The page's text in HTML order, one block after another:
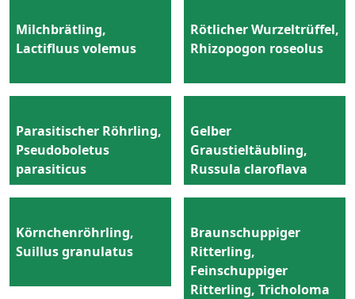
Milchbrätling,
Lactifluus volemus
Rötlicher Wurzeltrüffel,
Rhizopogon roseolus
Parasitischer Röhrling,
Pseudoboletus
parasiticus
Gelber
Graustieltäubling,
Russula claroflava
Körnchenröhrling,
Suillus granulatus
Braunschuppiger
Ritterling,
Feinschuppiger
Ritterling, Tricholoma